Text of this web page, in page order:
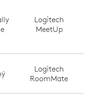
Logitech
MeetUp
Logitech
RoomMate